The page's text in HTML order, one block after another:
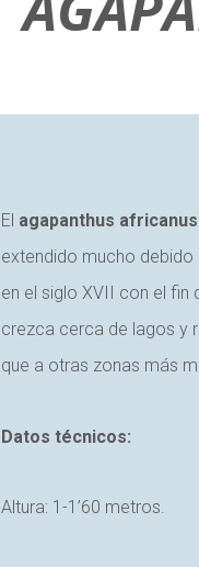
El agapanthus
extendido mucho debido
en el siglo XVII con el fin
crezca cerca de lagos y
que a otras zonas más
Datos técnicos:
Altura: 1-1’60 metros.